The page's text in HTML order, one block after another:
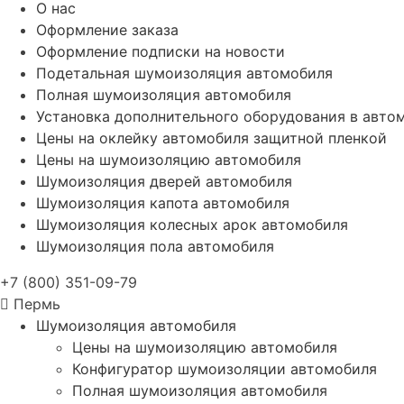
О нас
Оформление заказа
Оформление подписки на новости
Подетальная шумоизоляция автомобиля
Полная шумоизоляция автомобиля
Установка дополнительного оборудования в
Цены на оклейку автомобиля защитной пленкой
Цены на шумоизоляцию автомобиля
Шумоизоляция дверей автомобиля
Шумоизоляция капота автомобиля
Шумоизоляция колесных арок автомобиля
Шумоизоляция пола автомобиля
+7 (800) 351-09-79
Пермь
Шумоизоляция автомобиля
Цены на шумоизоляцию автомобиля
Конфигуратор шумоизоляции автомобиля
Полная шумоизоляция автомобиля